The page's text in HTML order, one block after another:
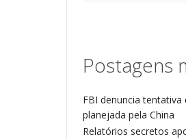
Postagens
FBI denuncia
planejada pela China
Relatórios secretos